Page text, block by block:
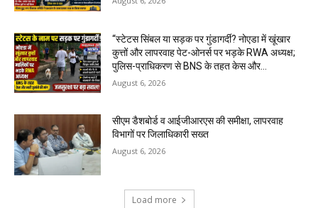
“स्टेटस सिंबल या सड़क पर गुंडागर्दी? नोएडा में खूंखार
कुत्तों और लापरवाह पेट-ओनर्स पर भड़के RWA अध्यक्ष;
पुलिस-प्राधिकरण से BNS के तहत केस और...
August 6, 2026
सीएम डैशबोर्ड व आईजीआरएस की समीक्षा, लापरवाह
विभागों पर जिलाधिकारी सख्त
August 6, 2026
Load more